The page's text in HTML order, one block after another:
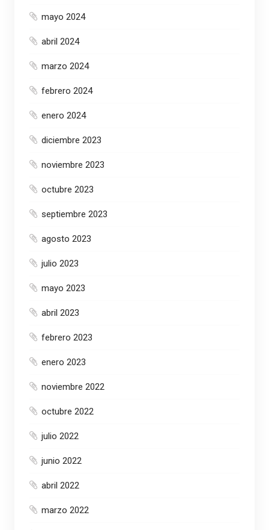
mayo 2024
abril 2024
marzo 2024
febrero 2024
enero 2024
diciembre 2023
noviembre 2023
octubre 2023
septiembre 2023
agosto 2023
julio 2023
mayo 2023
abril 2023
febrero 2023
enero 2023
noviembre 2022
octubre 2022
julio 2022
junio 2022
abril 2022
marzo 2022